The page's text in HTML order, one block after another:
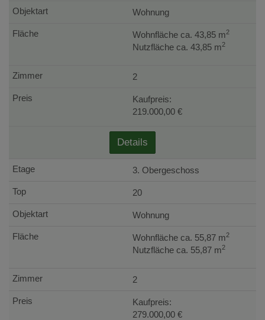
Wohnung
Wohnfläche ca. 43,85 m2
Nutzfläche ca. 43,85 m2
2
Kaufpreis:
219.000,00 €
Details
3. Obergeschoss
20
Wohnung
Wohnfläche ca. 55,87 m2
Nutzfläche ca. 55,87 m2
2
Kaufpreis:
279.000,00 €